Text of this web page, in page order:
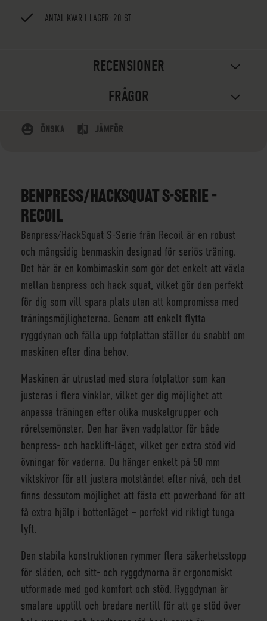
ANTAL KVAR I LAGER: 20 ST
RECENSIONER
FRÅGOR
ÖNSKA JÄMFÖR
BENPRESS/HACKSQUAT S-SERIE –
RECOIL
Benpress/HackSquat S-Serie från Recoil är en robust
och mångsidig benmaskin designad för seriös träning.
Det här är en kombimaskin som gör det enkelt att växla
mellan benpress och hack squat, vilket gör den perfekt
för dig som vill spara plats utan att kompromissa med
träningsmöjligheterna. Genom att enkelt flytta
ryggdynan och fälla upp fotplattan ställer du snabbt om
maskinen efter dina behov.
Maskinen är utrustad med stora fotplattor som kan
justeras i flera vinklar, vilket ger dig möjlighet att
anpassa träningen efter olika muskelgrupper och
rörelsemönster. Den har även vadplattor för både
benpress- och hacklift-läget, vilket ger extra stöd vid
övningar för vaderna. Du hänger enkelt på 50 mm
viktskivor för att justera motståndet efter nivå, och det
finns dessutom möjlighet att fästa ett powerband för att
få extra hjälp i bottenläget – perfekt vid riktigt tunga
lyft.
Den stabila konstruktionen rymmer flera säkerhetsstopp
för släden, och sitt- och ryggdynorna är ergonomiskt
utformade med god komfort och stöd. Ryggdynan är
smalare upptill och bredare nertill för att ge stöd över